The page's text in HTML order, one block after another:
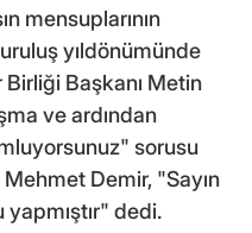
mensuplarının
yıldönümünde
Başkanı Metin
ve ardından
sorusu
Demir, "Sayın
dedi.